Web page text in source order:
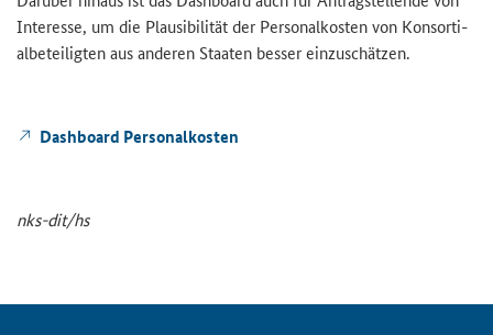
In­ter­es­se, um die Plau­si­bi­li­tät der Per­so­nal­kos­ten von Kon­sor­ti­
al­be­tei­lig­ten aus an­de­ren Staa­ten bes­ser ein­zu­schät­zen.
Da­sh­board Per­so­nal­kos­ten
nks-​dit/hs